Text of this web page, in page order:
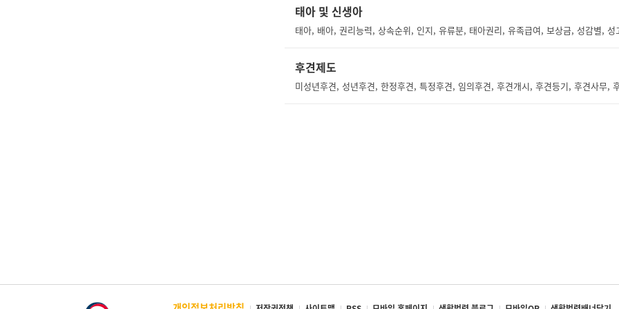
태아 및 신생아
후견제도
미성년후견, 성년후견, 한정후견, 특정후견, 임의후견, 후견개시, 후견등기, 후견사무,